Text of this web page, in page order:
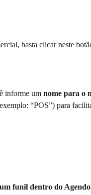
basta clicar neste
informe um nome para o
“POS”) para
funil dentro do